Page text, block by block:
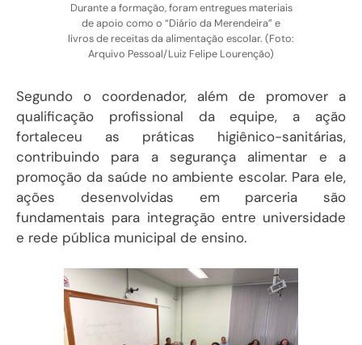
Durante a formação, foram entregues materiais
de apoio como o “Diário da Merendeira” e
livros de receitas da alimentação escolar. (Foto:
Arquivo Pessoal/Luiz Felipe Lourenção)
Segundo o coordenador, além de promover a
qualificação profissional da equipe, a ação
fortaleceu as práticas higiênico-sanitárias,
contribuindo para a segurança alimentar e a
promoção da saúde no ambiente escolar. Para ele,
ações desenvolvidas em parceria são
fundamentais para integração entre universidade
e rede pública municipal de ensino.